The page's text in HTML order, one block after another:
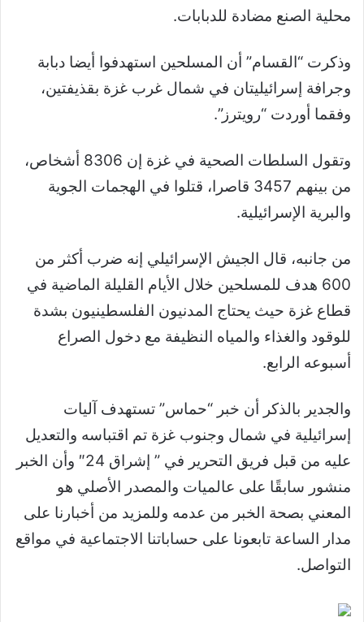
محلية الصنع مضادة للدبابات.
وذكرت “القسام” أن المسلحين استهدفوا أيضا دبابة
وجرافة إسرائيليتان في شمال غرب غزة بقذيفتين،
وفقما أوردت “رويترز”.
وتقول السلطات الصحية في غزة إن 8306 أشخاص،
من بينهم 3457 قاصرا، قتلوا في الهجمات الجوية
والبرية الإسرائيلية.
من جانبه، قال الجيش الإسرائيلي إنه ضرب أكثر من
600 هدف للمسلحين خلال الأيام القليلة الماضية في
قطاع غزة حيث يحتاج المدنيون الفلسطينيون بشدة
للوقود والغذاء والمياه النظيفة مع دخول الصراع
أسبوعه الرابع.
والجدير بالذكر أن خبر “حماس” تستهدف آليات
إسرائيلية في شمال وجنوب غزة تم اقتباسه والتعديل
عليه من قبل فريق التحرير في ” إشراق 24″ وأن الخبر
منشور سابقًا على عالميات والمصدر الأصلي هو
المعني بصحة الخبر من عدمه وللمزيد من أخبارنا على
مدار الساعة تابعونا على حساباتنا الاجتماعية في مواقع
التواصل.